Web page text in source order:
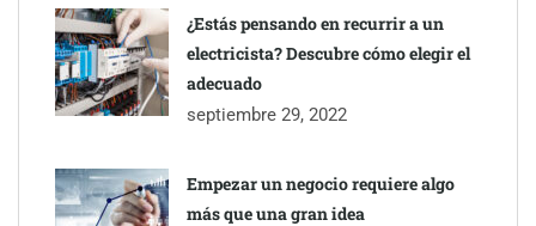
¿Estás pensando en recurrir a un
electricista? Descubre cómo elegir el
adecuado
septiembre 29, 2022
Empezar un negocio requiere algo
más que una gran idea